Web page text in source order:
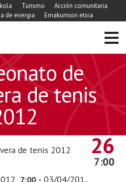
Turismo
Acción comunitaria
de energia Emakumion etxia
de
de tenis
26
7:00
7:00 - 03/04/2012